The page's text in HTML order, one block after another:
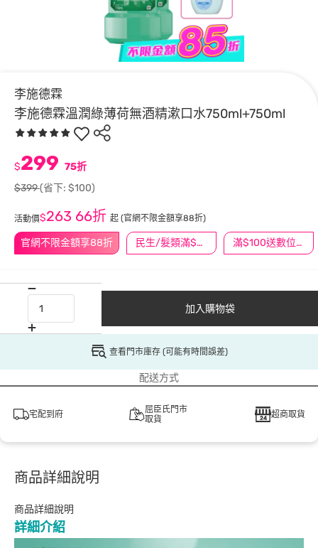
李施德霖
李施德霖溫潤綠薄荷無酒精漱口水750ml+750ml
官網不限金額享88折 民生/髮類滿$388送舒潔冰巾 滿$100送數位印花
$299 75折
$399(省下: $100)
活動價$263 66折 起 (官網不限金額享88折)
加入購物袋
查看門市庫存 (可能有時間誤差)
配送方式
宅配到府
屈臣氏門市
取貨
超商取貨
商品詳細說明
商品詳細說明
詳細介紹